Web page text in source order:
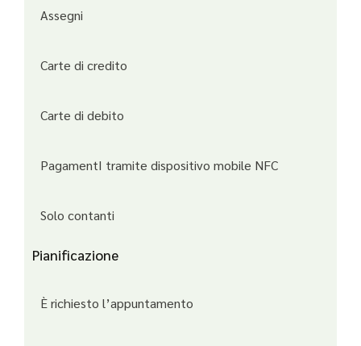
Assegni
Carte di credito
Carte di debito
PagamentI tramite dispositivo mobile NFC
Solo contanti
Pianificazione
È richiesto l’appuntamento